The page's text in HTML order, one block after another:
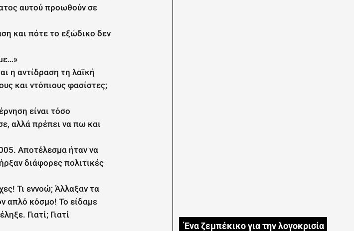
αυτού προωθούν σε
και πότε το εξώδικο δεν
η αντίδραση τη λαϊκή
και ντόπιους φασίστες;
είναι τόσο
αλλά πρέπει να πω και
Αποτέλεσμα ήταν να
διάφορες πολιτικές
Τι εννοώ; Άλλαξαν τα
απλό κόσμο! Το είδαμε
Γιατί; Γιατί
Ένα ζεμπέκικο για την λογοκρισία